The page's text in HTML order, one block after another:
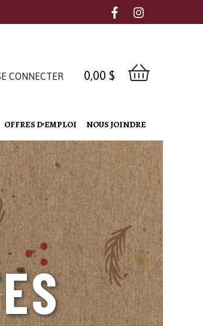
CONNECTER 0,00 $
OFFRES D’EMPLOI NOUS JOINDRE